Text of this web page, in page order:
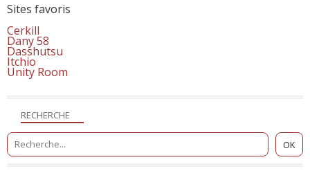
RECHERCHE
Sites favoris
Cerkill
Dany 58
Dasshutsu
Itchio
Unity Room